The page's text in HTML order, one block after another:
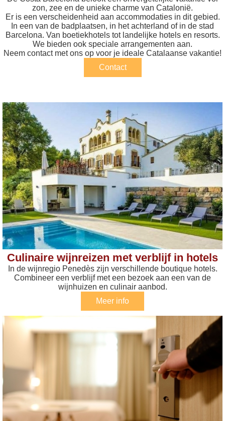
zon, zee en de unieke charme van Catalonië.
Er is een verscheidenheid aan accommodaties in dit gebied.
In een van de badplaatsen, in het achterland of in de stad
Barcelona. Van boetiekhotels tot landelijke hotels en resorts.
We bieden ook speciale arrangementen aan.
Neem contact met ons op voor je ideale Catalaanse vakantie!
Contact
Culinaire wijnreizen met verblijf in hotels
In de wijnregio Penedès zijn verschillende boutique hotels.
Combineer een verblijf met een bezoek aan een van de
wijnhuizen en culinair aanbod.
Meer info